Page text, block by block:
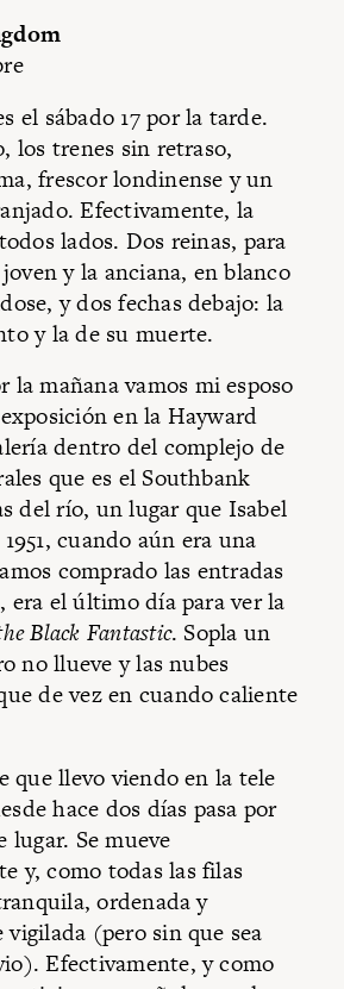
el sábado 17 por la tarde.
los trenes sin retraso,
frescor londinense y un
Efectivamente, la
lados. Dos reinas, para
y la anciana, en blanco
y dos fechas debajo: la
y la de su muerte.
la mañana vamos mi esposo
en la Hayward
dentro del complejo de
que es el Southbank
del río, un lugar que Isabel
cuando aún era una
comprado las entradas
era el último día para ver la
Black Fantastic. Sopla un
no llueve y las nubes
de vez en cuando caliente
que llevo viendo en la tele
hace dos días pasa por
lugar. Se mueve
y, como todas las filas
ordenada y
(pero sin que sea
Efectivamente, y como